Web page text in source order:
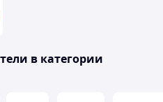
в категории